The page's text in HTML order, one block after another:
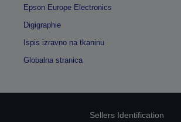
Epson Europe Electronics
Digigraphie
Ispis izravno na tkaninu
Globalna stranica
Sellers Identification